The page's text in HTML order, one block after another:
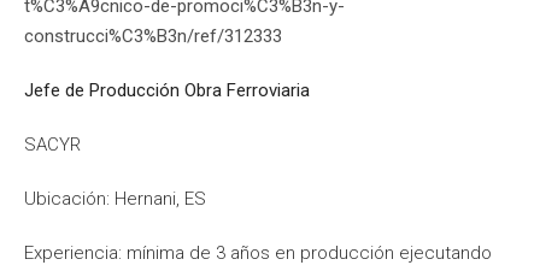
t%C3%A9cnico-de-promoci%C3%B3n-y-
construcci%C3%B3n/ref/312333
Jefe de Producción Obra Ferroviaria
SACYR
Ubicación: Hernani, ES
Experiencia: mínima de 3 años en producción ejecutando